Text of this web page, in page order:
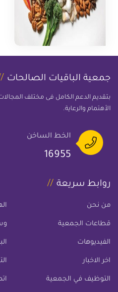
جمعية الباقيات الصالحات
بتقديم الدعم الكامل فى مختلف
الأهتمام والرعاية.
الخط الساخن
16955
روابط سريعة
من نحن
قطاعات الجمعية
الفيديوهات
اخر الاخبار
التوظيف في الجمعية